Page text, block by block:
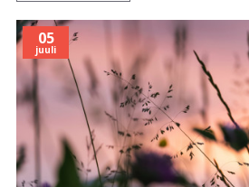
05
juuli